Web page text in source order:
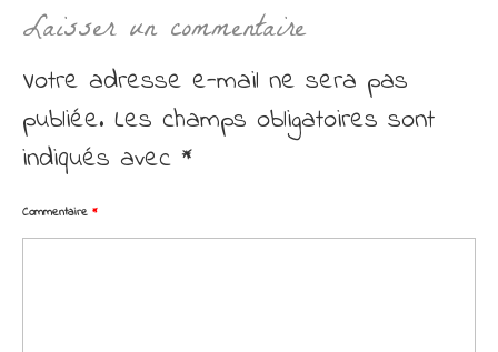
Laisser un commentaire
Votre adresse e-mail ne sera pas
publiée. Les champs obligatoires sont
indiqués avec *
Commentaire *